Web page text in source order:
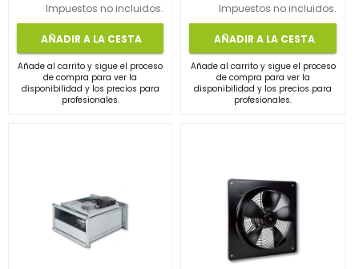
Impuestos no incluidos.
AÑADIR A LA CESTA
Añade al carrito y sigue el proceso
de compra para ver la
disponibilidad y los precios para
profesionales.
Impuestos no incluidos.
AÑADIR A LA CESTA
Añade al carrito y sigue el proceso
de compra para ver la
disponibilidad y los precios para
profesionales.